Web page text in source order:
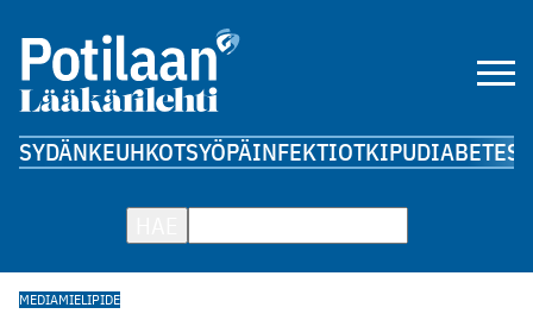
SYDÄNKEUHKOTSYÖPÄINFEKTIOTKIPUDIABETES
MEDIAMIELIPIDE